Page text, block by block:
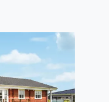
luxuriösen
in der Nähe von